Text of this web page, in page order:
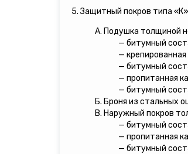
5. Защитный покров типа
А. Подушка толщиной
— битумный
— крепированная
— битумный
— пропитанная
— битумный
Б. Броня из стальных
В. Наружный покров
— битумный
— пропитанная
— битумный